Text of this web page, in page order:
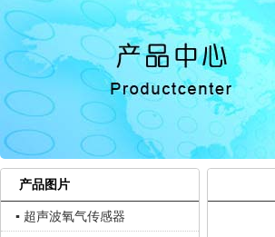
产品图片
▪ 超声波氧气传感器